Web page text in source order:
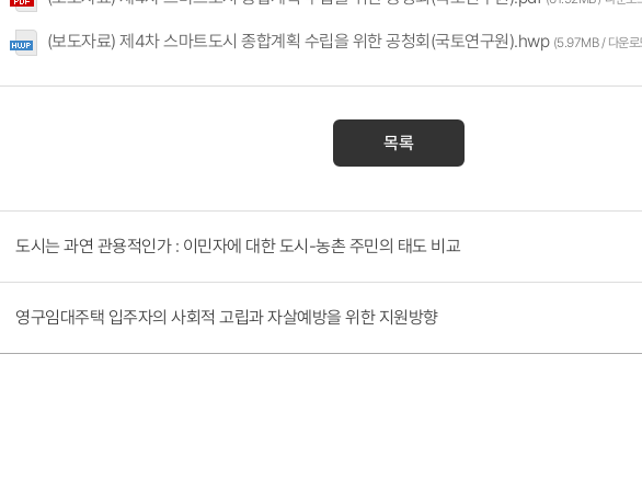
(보도자료) 제4차 스마트도시 종합계획 수립을 위한 공청회(국토연구원).hwp (5.97MB / 다운
목록
도시는 과연 관용적인가 : 이민자에 대한 도시-농촌 주민의 태도 비교
영구임대주택 입주자의 사회적 고립과 자살예방을 위한 지원방향